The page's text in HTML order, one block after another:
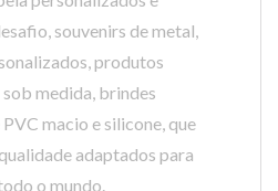
souvenirs de metal,
produtos
medida, brindes
macio e silicone, que
adaptados para
o mundo.